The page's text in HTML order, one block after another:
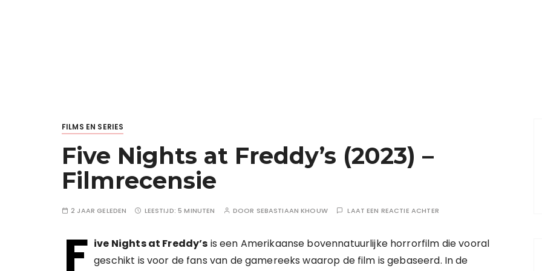
FILMS EN SERIES
Five Nights at Freddy’s (2023) –
Filmrecensie
2 JAAR GELEDEN LEESTIJD:5 MINUTEN DOOR SEBASTIAAN KHOUW LAAT EEN REACTIE ACHTER
F ive Nights at Freddy’s is een Amerikaanse bovennatuurlijke horrorfilm die vooral
geschikt is voor de fans van de gamereeks waarop de film is gebaseerd. In de